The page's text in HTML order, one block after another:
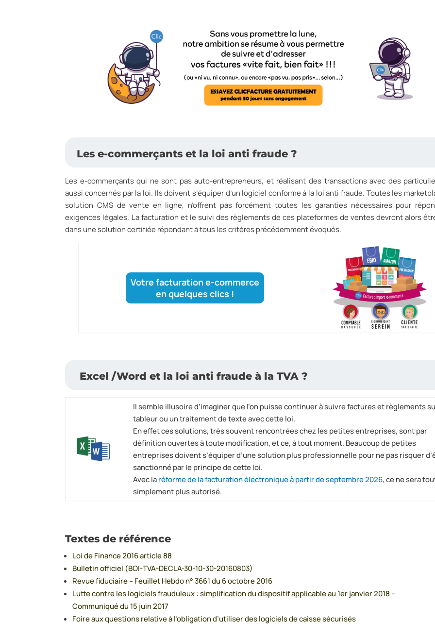
Les e-commerçants et la loi anti fraude ?
Les e-commerçants qui ne sont pas auto-entrepreneurs, et réalisant des transactions avec des
aussi concernés par la loi. Ils doivent s’équiper d’un logiciel conforme à la loi anti fraude. Toutes les
solution CMS de vente en ligne, n’offrent pas forcément toutes les garanties nécessaires pour
exigences légales. La facturation et le suivi des règlements de ces plateformes de ventes devront alors
dans une solution certifiée répondant à tous les critères précédemment évoqués.
Votre facturation e-commerce
en quelques clics !
Excel /Word et la loi anti fraude à la TVA ?
Il sembleillusoire d’imaginer que l’on puisse continuer à suivre factures et règlements
tableur ou un traitement de texte avec cette loi.
En effet ces solutions, très souvent rencontrées chez les petites entreprises, sont par
définition ouvertes à toute modification, et ce, à tout moment. Beaucoup de petites
entreprises doivent s’équiper d’une solution plus professionnelle pour ne pas risquer
sanctionné par le principe de cette loi.
Avec laréforme de la facturation électronique à partir de septembre 2026, ce ne sera
simplement plus autorisé.
Textes de référence
Loi de Finance 2016 article 88
Bulletin officiel (BOI-TVA-DECLA-30-10-30-20160803)
Revue fiduciaire – Feuillet Hebdo n° 3661 du 6 octobre 2016
Lutte contre les logiciels frauduleux : simplification du dispositif applicable au 1er janvier 2018 –
Communiqué du 15 juin 2017
Foire aux questions relative à l’obligation d’utiliser des logiciels de caisse sécurisés